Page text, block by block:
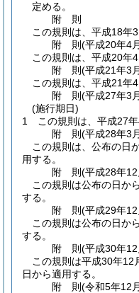
定める。
附 則
この規則は、平成18年
附 則(平成20年4
この規則は、平成20年
附 則(平成21年3
この規則は、平成21年
附 則(平成27年3
(施行期日)
1
この規則は、平成27
附 則(平成28年3
この規則は、公布の日
用する。
附 則(平成28年
この規則は公布の日か
する。
附 則(平成29年
この規則は公布の日か
する。
附 則(平成30年
この規則は平成30年12
日から適用する。
附 則(令和5年12